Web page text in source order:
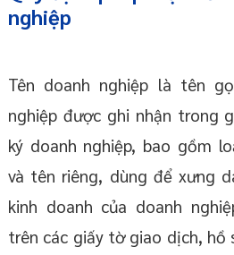
nghiệp
Tên doanh nghiệp là tên
nghiệp được ghi nhận trong
ký doanh nghiệp, bao gồm
và tên riêng, dùng để xưng
kinh doanh của doanh
trên các giấy tờ giao dịch, hồ